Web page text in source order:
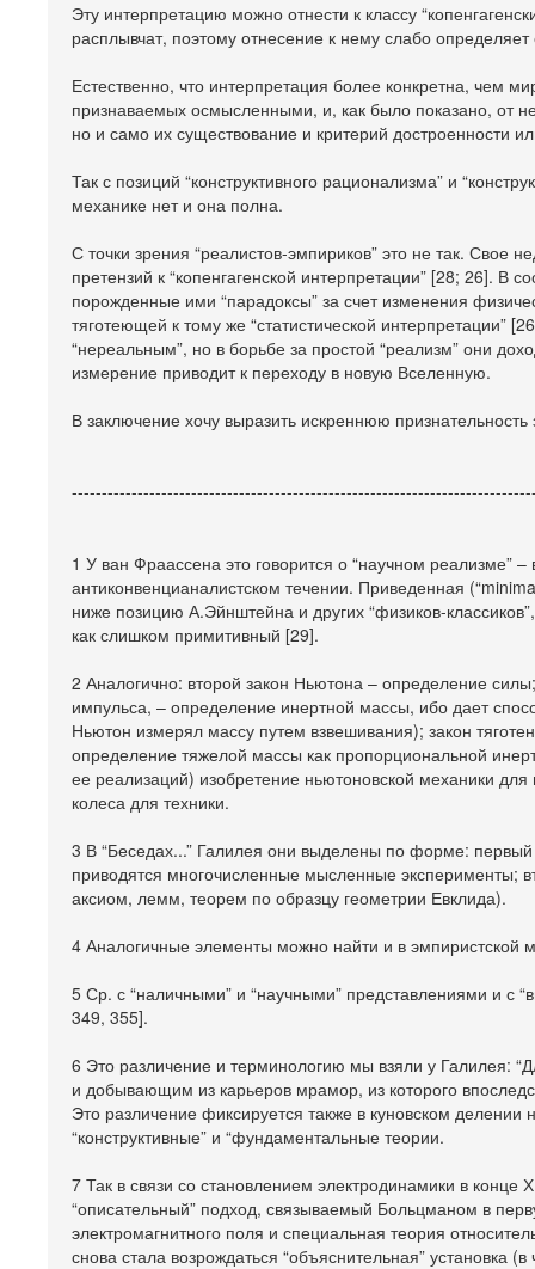
Эту интерпретацию можно отнести к классу
расплывчат, поэтому отнесение к нему слабо
Естественно, что интерпретация более конкретна, чем
признаваемых осмысленными, и, как было показано, от
но и само их существование и критерий достроенности
Так с позиций “конструктивного рационализма” и
механике нет и она полна.
С точки зрения “реалистов-эмпириков” это не так.
претензий к “копенгагенской интерпретации” [28; 26]. В
порожденные ими “парадоксы” за счет изменения
тяготеющей к тому же “статистической интерпретации”
“нереальным”, но в борьбе за простой “реализм” они
измерение приводит к переходу в новую Вселенную.
В заключение хочу выразить искреннюю
1 У ван Фраассена это говорится о “научном реализме”
антиконвенцианалистском течении. Приведенная
ниже позицию А.Эйнштейна и других “физиков-
как слишком примитивный [29].
2 Аналогично: второй закон Ньютона – определение
импульса, – определение инертной массы, ибо дает
Ньютон измерял массу путем взвешивания); закон
определение тяжелой массы как пропорциональной
ее реализаций) изобретение ньютоновской механики
колеса для техники.
3 В “Беседах...” Галилея они выделены по форме: первый
приводятся многочисленные мысленные эксперименты;
аксиом, лемм, теорем по образцу геометрии Евклида).
4 Аналогичные элементы можно найти и в эмпиристской
5 Ср. с “наличными” и “научными” представлениями и с
349, 355].
6 Это различение и терминологию мы взяли у Галилея:
и добывающим из карьеров мрамор, из которого
Это различение фиксируется также в куновском
“конструктивные” и “фундаментальные теории.
7 Так в связи со становлением электродинамики в
“описательный” подход, связываемый Больцманом в
электромагнитного поля и специальная теория
снова стала возрождаться “объяснительная” установка